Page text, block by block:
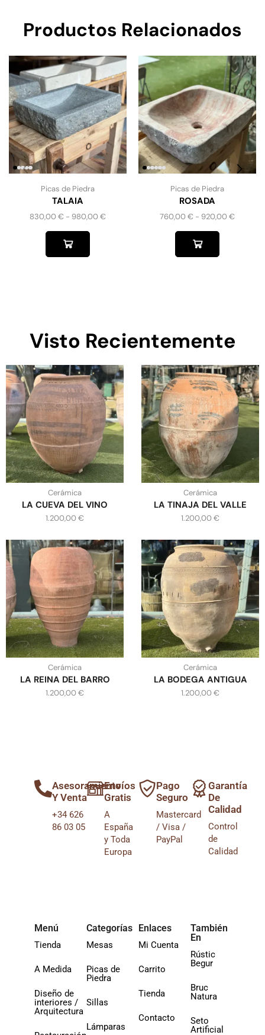
Productos Relacionados
Picas de Piedra
TALAIA
830,00€ - 980,00€
Picas de Piedra
ROSADA
760,00€ - 920,00€
Visto Recientemente
Cerámica
LA CUEVA DEL VINO
1.200,00€
Cerámica
LA TINAJA DEL VALLE
1.200,00€
Cerámica
LA REINA DEL BARRO
1.200,00€
Cerámica
LA BODEGA ANTIGUA
1.200,00€
Asesoramiento
Y Venta
+34 626
86 03 05
Envíos
Gratis
A
España
y Toda
Europa
Pago
Seguro
Mastercard
/ Visa /
PayPal
Garantía
De
Calidad
Control
de
Calidad
Menú
Tienda
A Medida
Diseño de
interiores /
Arquitectura
Mesas
Picas de
Piedra
Sillas
Lámparas
Categorías
Mi Cuenta
Carrito
Tienda
Contacto
Enlaces
Rústic
Begur
Bruc
Natura
Seto
Artificial
También
En